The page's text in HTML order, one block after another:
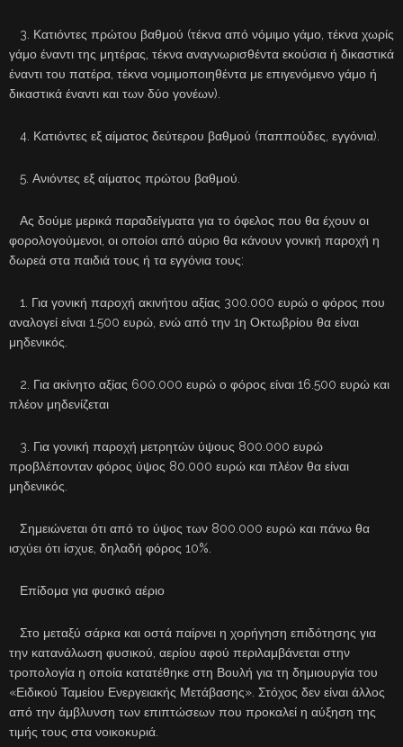
3. Κατιόντες πρώτου βαθμού (τέκνα από νόμιμο γάμο, τέκνα χωρίς
γάμο έναντι της μητέρας, τέκνα αναγνωρισθέντα εκούσια ή δικαστικά
έναντι του πατέρα, τέκνα νομιμοποιηθέντα με επιγενόμενο γάμο ή
δικαστικά έναντι και των δύο γονέων).
4. Κατιόντες εξ αίματος δεύτερου βαθμού (παππούδες, εγγόνια).
5. Ανιόντες εξ αίματος πρώτου βαθμού.
Ας δούμε μερικά παραδείγματα για το όφελος που θα έχουν οι
φορολογούμενοι, οι οποίοι από αύριο θα κάνουν γονική παροχή η
δωρεά στα παιδιά τους ή τα εγγόνια τους:
1. Για γονική παροχή ακινήτου αξίας 300.000 ευρώ ο φόρος που
αναλογεί είναι 1.500 ευρώ, ενώ από την 1η Οκτωβρίου θα είναι
μηδενικός.
2. Για ακίνητο αξίας 600.000 ευρώ ο φόρος είναι 16.500 ευρώ και
πλέον μηδενίζεται
3. Για γονική παροχή μετρητών ύψους 800.000 ευρώ
προβλέπονταν φόρος ύψος 80.000 ευρώ και πλέον θα είναι
μηδενικός.
Σημειώνεται ότι από το ύψος των 800.000 ευρώ και πάνω θα
ισχύει ότι ίσχυε, δηλαδή φόρος 10%.
Επίδομα για φυσικό αέριο
Στο μεταξύ σάρκα και οστά παίρνει η χορήγηση επιδότησης για
την κατανάλωση φυσικού, αερίου αφού περιλαμβάνεται στην
τροπολογία η οποία κατατέθηκε στη Βουλή για τη δημιουργία του
«Ειδικού Ταμείου Ενεργειακής Μετάβασης». Στόχος δεν είναι άλλος
από την άμβλυνση των επιπτώσεων που προκαλεί η αύξηση της
τιμής τους στα νοικοκυριά.